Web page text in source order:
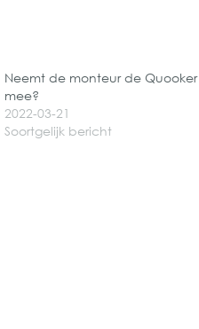
Neemt de monteur de Quooker
mee?
2022-03-21
Soortgelijk bericht